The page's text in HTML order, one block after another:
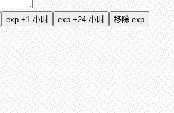
exp +1 小时 exp +24 小时
移除 exp